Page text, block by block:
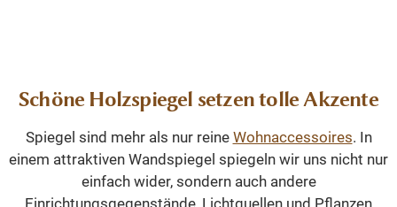
Schöne Holzspiegel setzen tolle Akzente
Spiegel sind mehr als nur reine Wohnaccessoires. In
einem attraktiven Wandspiegel spiegeln wir uns nicht nur
einfach wider, sondern auch andere